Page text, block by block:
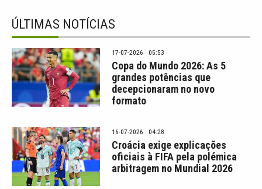
ÚLTIMAS NOTÍCIAS
17-07-2026 · 05:53
Copa do Mundo 2026: As 5
grandes potências que
decepcionaram no novo
formato
16-07-2026 · 04:28
Croácia exige explicações
oficiais à FIFA pela polémica
arbitragem no Mundial 2026